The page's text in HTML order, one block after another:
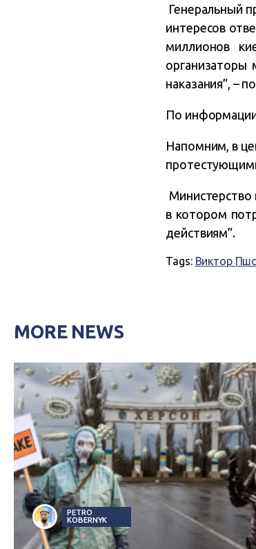
Генеральный
интересов
миллионов
организаторы
наказания”, –
По
Напомним, в
Министерство
в котором
действиям”.
Tags: Виктор
MORE NEWS
PETRO
KOBERNYK